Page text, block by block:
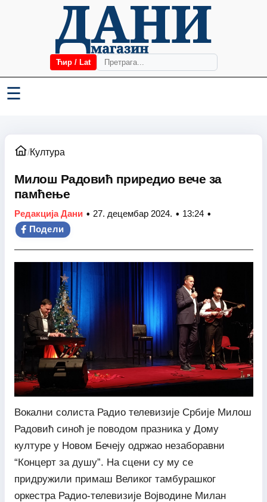
Ћир / Lat
☰
/Култура
Милош Радовић приредио вече за
памћење
Редакција Дани • 27. децембар 2024. • 13:24 •
Подели
Вокални солиста Радио телевизије Србије Милош
Радовић синоћ је поводом празника у Дому
културе у Новом Бечеју одржао незаборавни
“Концерт за душу”. На сцени су му се
придружили примаш Великог тамбурашког
оркестра Радио-телевизије Војводине Милан